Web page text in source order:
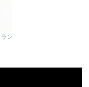
ン